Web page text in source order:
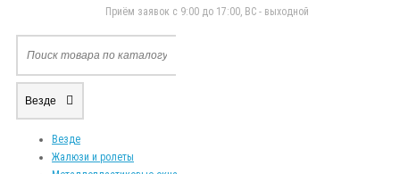
Приём заявок с 9:00 до 17:00, ВС - выходной
Везде
Везде
Жалюзи и ролеты